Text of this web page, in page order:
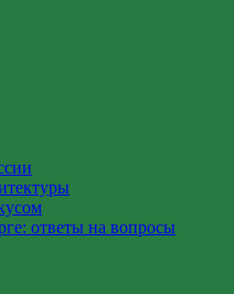
ответы на вопросы